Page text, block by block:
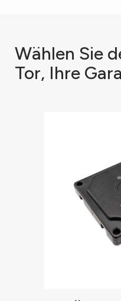
Wählen Sie
Tor, Ihre